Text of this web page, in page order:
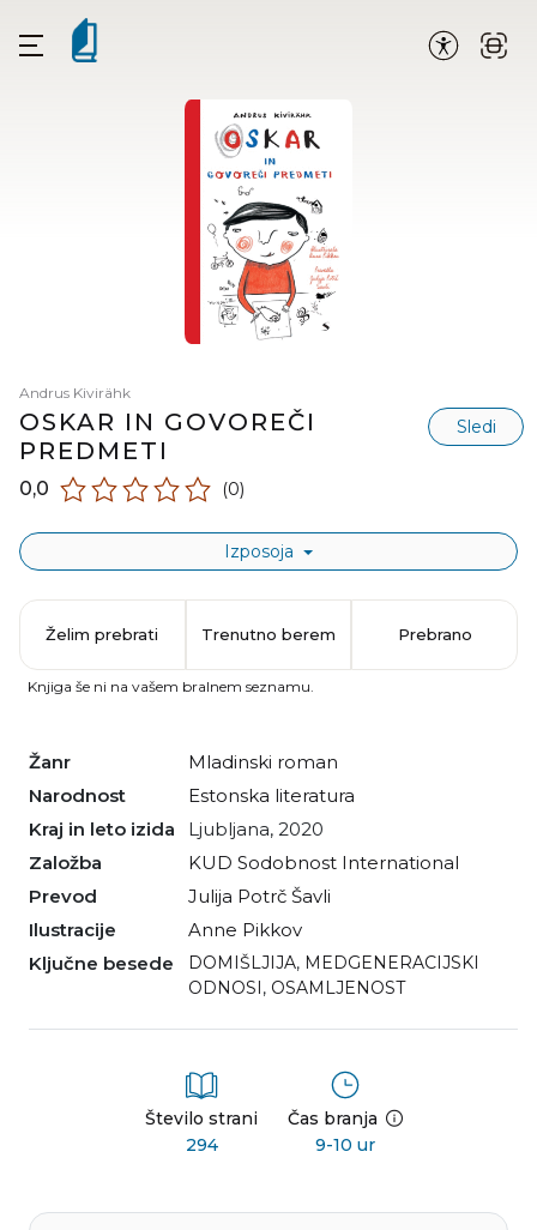
Andrus Kivirähk
OSKAR IN GOVOREČI
PREDMETI
Sledi
0,0 (0)
Izposoja
Žanr
mladinski roman
Narodnost
estonska literatura
Kraj in leto izida
Ljubljana, 2020
Založba
KUD Sodobnost International
Prevod
Julija Potrč Šavli
Ilustracije
Anne Pikkov
Ključne besede
DOMIŠLJIJA, MEDGENERACIJSKI
ODNOSI, OSAMLJENOST
Število strani
294
Čas branja
9-10 ur
Želim prebrati Trenutno berem Prebrano
Knjiga še ni na vašem bralnem seznamu.